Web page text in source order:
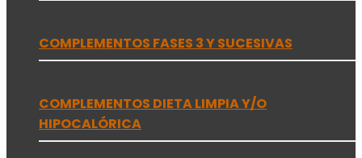
COMPLEMENTOS FASES 3 Y SUCESIVAS
COMPLEMENTOS DIETA LIMPIA Y/O
HIPOCALÓRICA